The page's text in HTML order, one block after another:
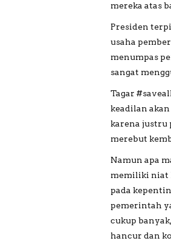
mereka atas
Presiden
usaha
menumpas
sangat
Tagar
keadilan
karena justru
merebut
Namun apa
memiliki niat
pada
pemerintah
cukup
hancur dan